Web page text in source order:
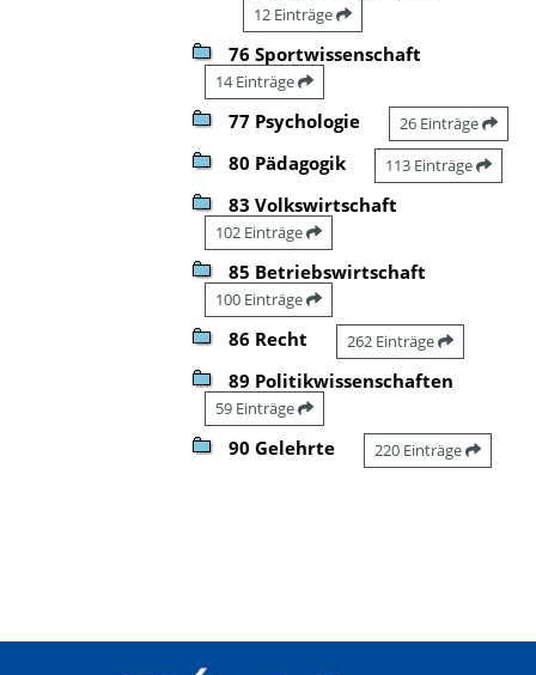
12 Einträge
76 Sportwissenschaft
14 Einträge
77 Psychologie 26 Einträge
80 Pädagogik 113 Einträge
83 Volkswirtschaft
102 Einträge
85 Betriebswirtschaft
100 Einträge
86 Recht 262 Einträge
89 Politikwissenschaften
59 Einträge
90 Gelehrte 220 Einträge